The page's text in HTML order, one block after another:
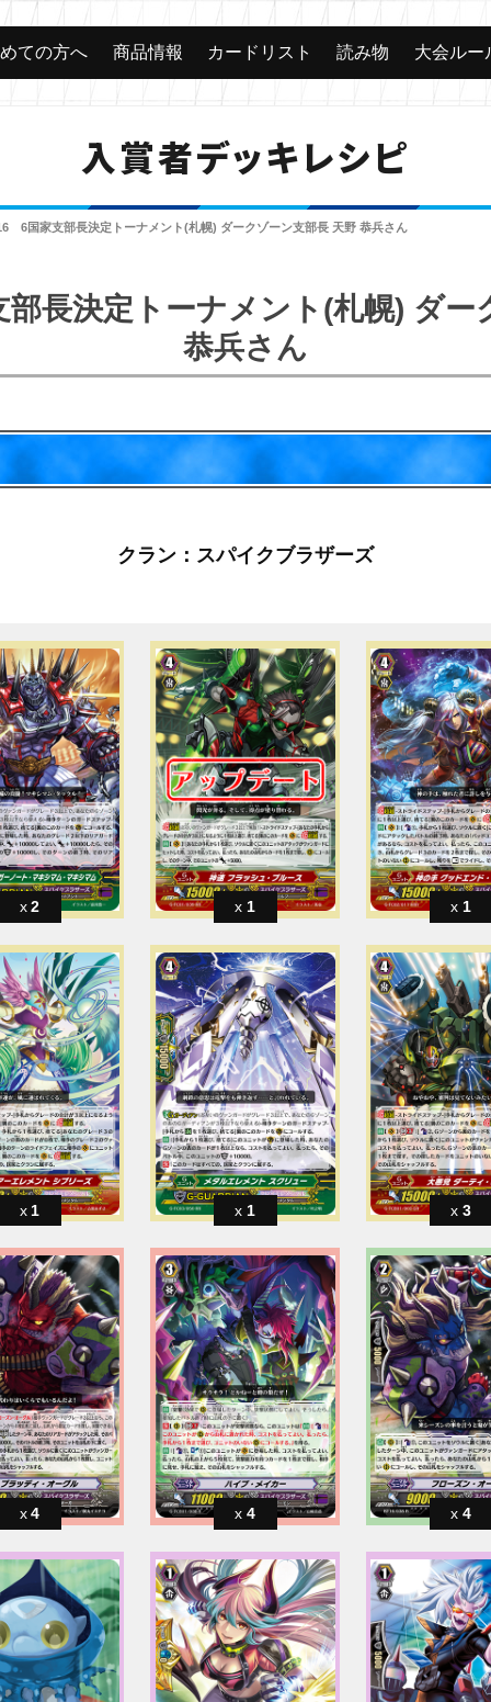
ての方へ 商品情報 カードリスト 読み物 大会ルー
入賞者デッキレシピ
6国家支部長決定トーナメント(札幌) ダークゾーン支部長 天野 恭兵さん
長決定トーナメント(札幌) ダー
恭兵さん
クラン：スパイクブラザーズ
2 1 1
1 1 3
4 4 4